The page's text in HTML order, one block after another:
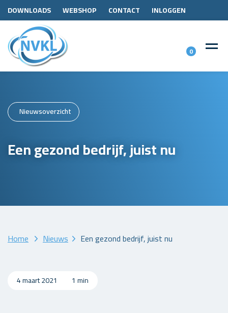
DOWNLOADS WEBSHOP CONTACT INLOGGEN
0
Nieuwsoverzicht
Een gezond bedrijf, juist nu
Home Nieuws Een gezond bedrijf, juist nu
4 maart 2021 1 min